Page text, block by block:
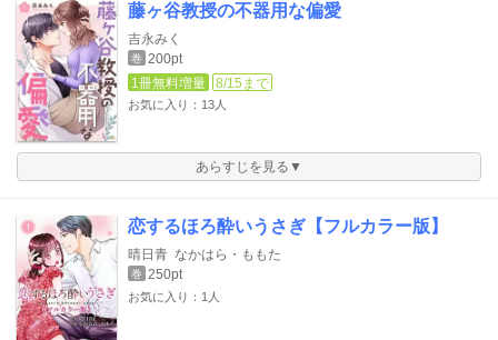
藤ヶ谷教授の不器用な偏愛
吉永みく
巻 200pt
1冊無料増量
8/15まで
お気に入り：13人
あらすじを見る▼
恋するほろ酔いうさぎ【フルカラー版】
晴日青 なかはら・ももた
巻 250pt
お気に入り：1人